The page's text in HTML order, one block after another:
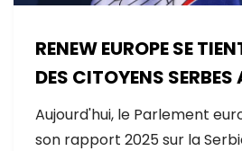
RENEW EUROPE SE
DES CITOYENS SERBES
GOUVERNEMENT
RÉFORMES
Aujourd'hui, le Parlement
son rapport 2025 sur la